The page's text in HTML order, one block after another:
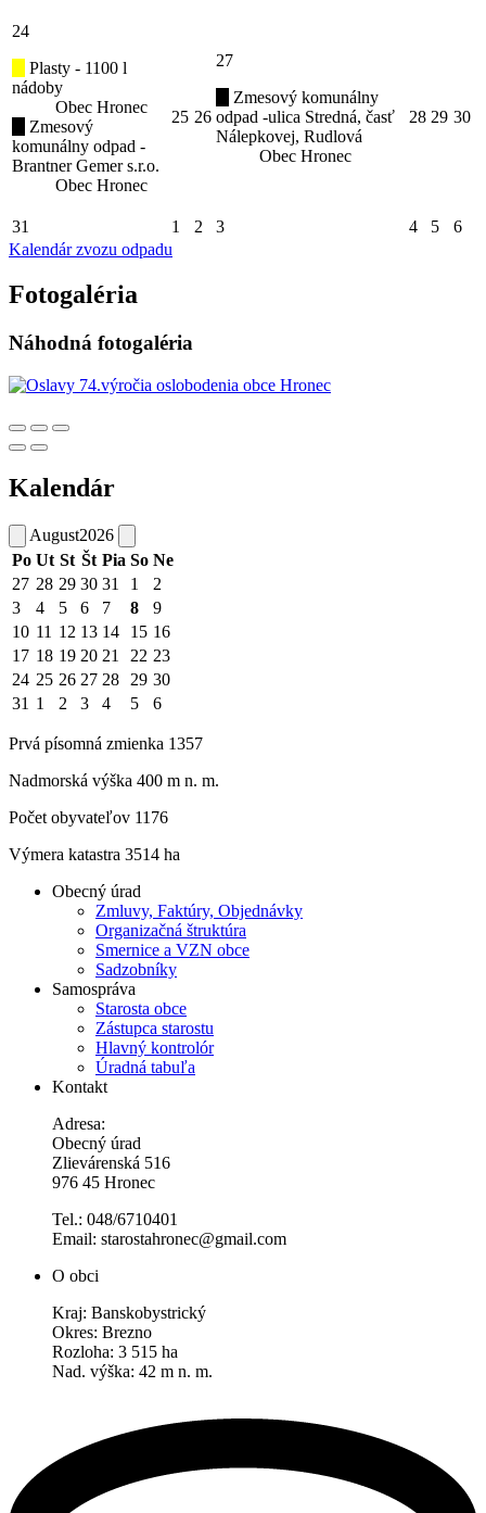
24
Plasty - 1100 l
nádoby
Obec Hronec
Zmesový
komunálny odpad -
Brantner Gemer s.r.o.
Obec Hronec
25 26
27
Zmesový komunálny
odpad -ulica Stredná, časť
Nálepkovej, Rudlová
Obec Hronec
28 29 30
31 1 2 3 4 5
6
Kalendár zvozu odpadu
Fotogaléria
Náhodná fotogaléria
Kalendár
August2026
Po Ut St Št Pia So Ne
27 28 29 30 31 1
2
3
4 5 6 7 8
9
10 11 12 13 14 15 16
17 18 19 20 21 22 23
24 25 26 27 28 29 30
31 1 2 3 4 5 6
Prvá písomná zmienka 1357
Nadmorská výška 400 m n. m.
Počet obyvateľov 1176
Výmera katastra 3514 ha
Obecný úrad
Zmluvy, Faktúry, Objednávky
Organizačná štruktúra
Smernice a VZN obce
Sadzobníky
Samospráva
Starosta obce
Zástupca starostu
Hlavný kontrolór
Úradná tabuľa
Kontakt
Adresa:
Obecný úrad
Zlievárenská 516
976 45 Hronec
Tel.: 048/6710401
Email: starostahronec@gmail.com
O obci
Kraj: Banskobystrický
Okres: Brezno
Rozloha: 3 515 ha
Nad. výška: 42 m n. m.